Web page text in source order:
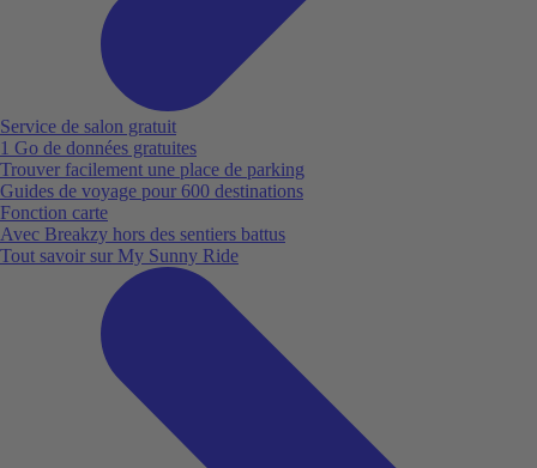
Service de salon gratuit
1 Go de données gratuites
Trouver facilement une place de parking
Guides de voyage pour 600 destinations
Fonction carte
Avec Breakzy hors des sentiers battus
Tout savoir sur My Sunny Ride